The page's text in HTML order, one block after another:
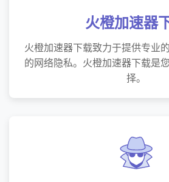
火橙加速器
火橙加速器下载致力于提供专业
的网络隐私。火橙加速器下载是
择。